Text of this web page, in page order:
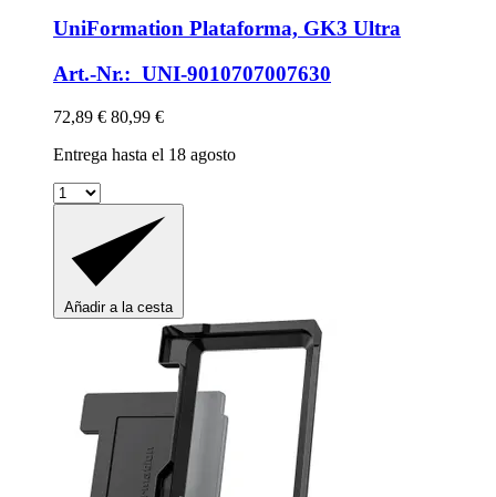
UniFormation Plataforma, GK3 Ultra
Art.-Nr.: UNI-9010707007630
72,89 € 80,99 €
Entrega hasta el 18 agosto
Añadir a la cesta